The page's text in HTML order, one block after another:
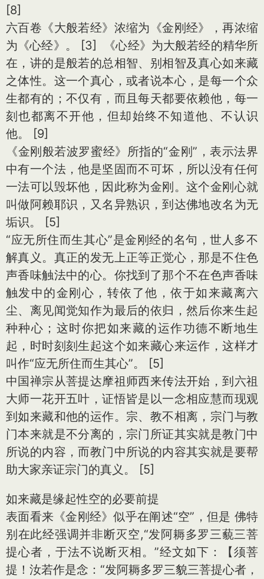
[8]
六百卷《大般若经》浓缩为《金刚经》，再浓缩
为《心经》。 [3] 《心经》为大般若经的精华所
在，讲的是般若的总相智、别相智及真心如来藏
之体性。这一个真心，或者说本心，是每一个众
生都有的；不仅有，而且每天都要依赖他，每一
刻也都离不开他，但却始终不知道他、不认识
他。 [9]
《金刚般若波罗蜜经》所指的“金刚”，表示法界
中有一个法，他是坚固而不可坏，所以没有任何
一法可以毁坏他，因此称为金刚。这个金刚心就
叫做阿赖耶识，又名异熟识，到达佛地改名为无
垢识。 [5]
“应无所住而生其心”是金刚经的名句，世人多不
解真义。真正的发无上正等正觉心，那是不住色
声香味触法中的心。你找到了那个不在色声香味
触发中的金刚心，转依了他，依于如来藏离六
尘、离见闻觉知作为最后的依归，然后你来生起
种种心；这时你把如来藏的运作功德不断地生
起，时时刻刻生起这个如来藏心来运作，这样才
叫作“应无所住而生其心”。 [5]
中国禅宗从菩提达摩祖师西来传法开始，到六祖
大师一花开五叶，证悟皆是以一念相应慧而现观
到如来藏和他的运作。宗、教不相离，宗门与教
门本来就是不分离的，宗门所证其实就是教门中
所说的内容，而教门中所说的内容其实就是要帮
助大家亲证宗门的真义。 [5]
如来藏是缘起性空的必要前提
表面看来《金刚经》似乎在阐述“空”，但是 佛特
别在此经强调并非断灭空,“发阿耨多罗三藐三菩
提心者，于法不说断灭相。”经文如下：【须菩
提！汝若作是念：“发阿耨多罗三貌三菩提心者，